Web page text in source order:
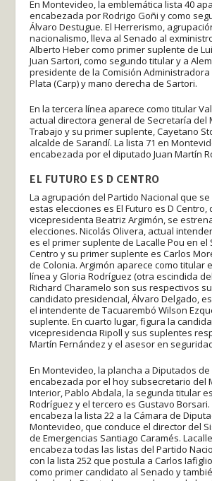
En Montevideo, la emblemática lista 40
encabezada por Rodrigo Goñi y como
Álvaro Destugue. El Herrerismo,
nacionalismo, lleva al Senado al
Alberto Heber como primer suplente de
Juan Sartori, como segundo titular y a
presidente de la Comisión Administradora
Plata (Carp) y mano derecha de Sartori.
En la tercera línea aparece como titular
actual directora general de Secretaría del
Trabajo y su primer suplente, Cayetano
alcalde de Sarandí. La lista 71 en
encabezada por el diputado Juan Martín
EL FUTURO ES D CENTRO
La agrupación del Partido Nacional que
estas elecciones es El Futuro es D Centro,
vicepresidenta Beatriz Argimón, se
elecciones. Nicolás Olivera, actual
es el primer suplente de Lacalle Pou en el
Centro y su primer suplente es Carlos
de Colonia. Argimón aparece como titular
línea y Gloria Rodríguez (otra escindida
Richard Charamelo son sus respectivos
candidato presidencial, Álvaro Delgado,
el intendente de Tacuarembó Wilson
suplente. En cuarto lugar, figura la
vicepresidencia Ripoll y sus suplentes
Martín Fernández y el asesor en
En Montevideo, la plancha a Diputados de
encabezada por el hoy subsecretario del
Interior, Pablo Abdala, la segunda titular
Rodríguez y el tercero es Gustavo
encabeza la lista 22 a la Cámara de
Montevideo, que conduce el director del
de Emergencias Santiago Caramés.
encabeza todas las listas del Partido
con la lista 252 que postula a Carlos
como primer candidato al Senado y